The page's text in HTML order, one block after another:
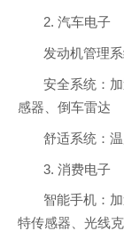
2. 汽车电子
发动机管理
安全系统：
感器、倒车雷达
舒适系统：
3. 消费电子
智能手机：
特传感器、光线